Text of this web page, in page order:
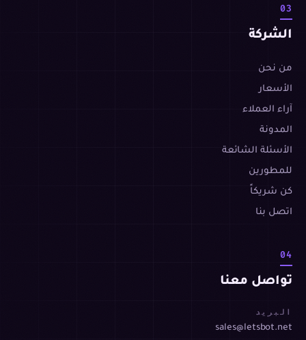
03
الشركة
من نحن
الأسعار
آراء العملاء
المدونة
الأسئلة الشائعة
للمطورين
كن شريكاً
اتصل بنا
04
تواصل معنا
البريد
sales@letsbot.net